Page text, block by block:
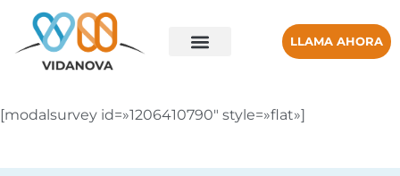
LLAMA AHORA
[modalsurvey id=»1206410790″ style=»flat»]